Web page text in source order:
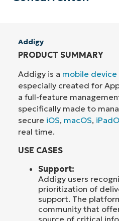
Addigy
PRODUCT SUMMARY
Addigy is a mobile
especially created for
a full-feature
specifically made to
secure iOS, macOS,
real time.
USE CASES
Support:
Addigy users
prioritization of
support. The
community that